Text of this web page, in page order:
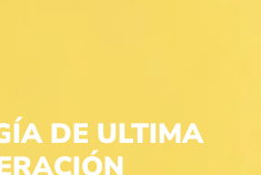
DE ULTIMA